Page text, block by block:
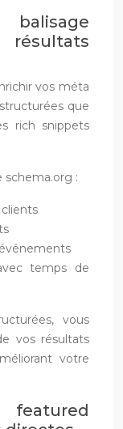
vos méta
que
rich snippets
schema.org :
temps de
vous
vos résultats
votre
featured